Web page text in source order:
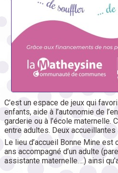
C’est un espace de jeux qui
enfants, aide à l’autonomie de
garderie ou à l’école maternelle.
entre adultes. Deux
Le lieu d’accueil Bonne Mine est
ans accompagné d’un adulte
assistante maternelle….) ainsi